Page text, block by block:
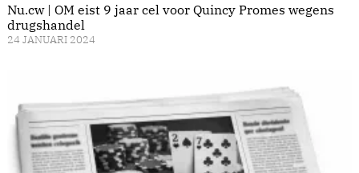
Nu.cw | OM eist 9 jaar cel voor Quincy Promes wegens
drugshandel
24 JANUARI 2024